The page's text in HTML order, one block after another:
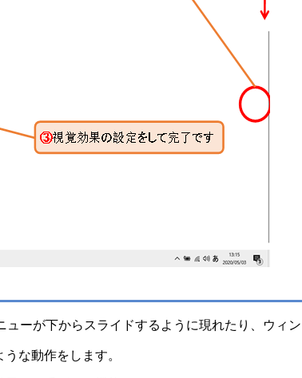
ーが下からスライドするように現れたり、ウィン
な動作をします。